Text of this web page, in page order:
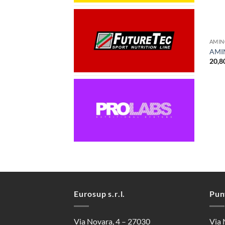
Eurosup s.r.l.
Via Novara, 4 – 27030 Via